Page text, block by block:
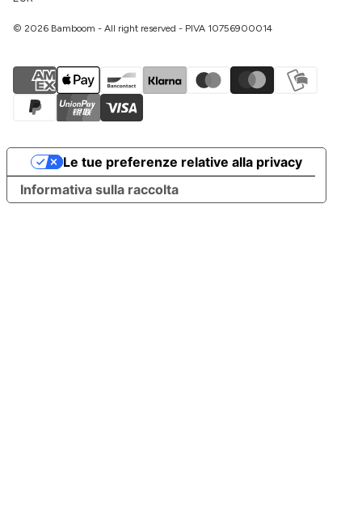
© 2026 Bamboom - All right reserved - PIVA 10756900014
Informativa sulla raccolta
Le tue preferenze relative alla privacy